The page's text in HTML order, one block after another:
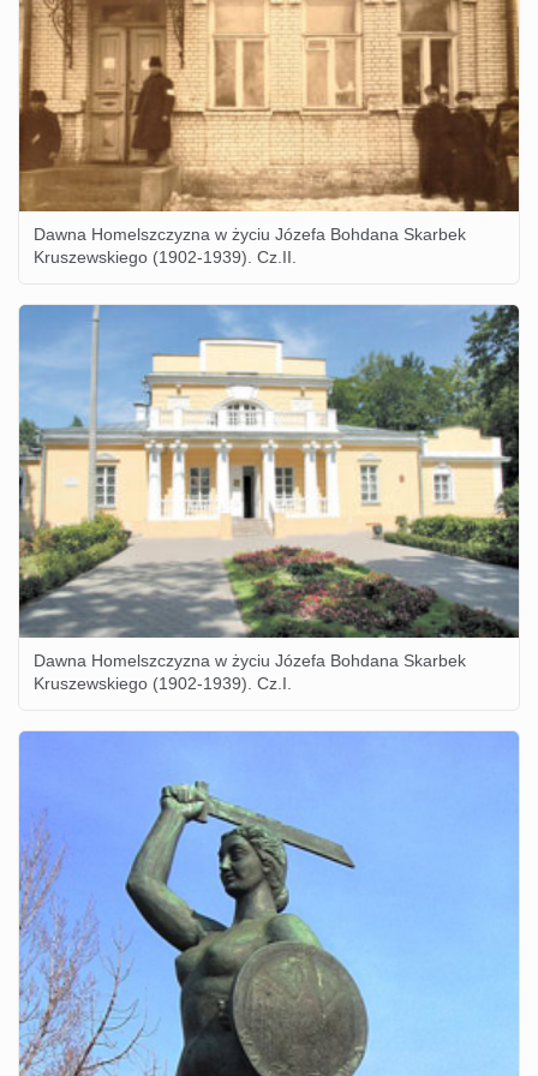
Dawna Homelszczyzna w życiu Józefa Bohdana Skarbek
Kruszewskiego (1902-1939). Cz.II.
Dawna Homelszczyzna w życiu Józefa Bohdana Skarbek
Kruszewskiego (1902-1939). Cz.I.